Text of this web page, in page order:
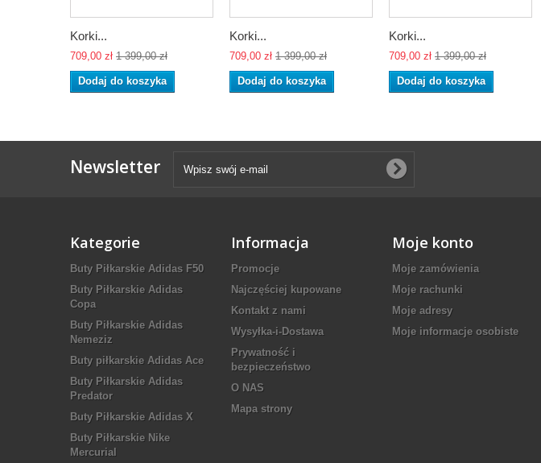
Korki...
709,00 zł 1 399,00 zł
Dodaj do koszyka
Korki...
709,00 zł 1 399,00 zł
Dodaj do koszyka
Korki...
709,00 zł 1 399,00 zł
Dodaj do koszyka
Newsletter
Kategorie
Buty Piłkarskie Adidas F50
Buty Piłkarskie Adidas
Copa
Buty Piłkarskie Adidas
Nemeziz
Buty piłkarskie Adidas Ace
Buty Piłkarskie Adidas
Predator
Buty Piłkarskie Adidas X
Buty Piłkarskie Nike
Mercurial
Informacja
Promocje
Najczęściej kupowane
Kontakt z nami
Wysyłka-i-Dostawa
Prywatność i
bezpieczeństwo
O NAS
Mapa strony
Moje konto
Moje zamówienia
Moje rachunki
Moje adresy
Moje informacje osobiste